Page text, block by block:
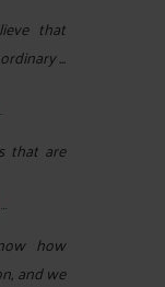
that
...
that are
how
and we